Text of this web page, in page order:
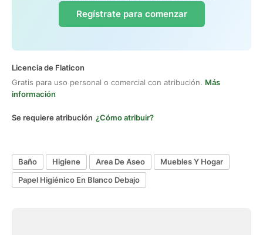
Regístrate para comenzar
Licencia de Flaticon
Gratis para uso personal o comercial con atribución. Más
información
Se requiere atribución ¿Cómo atribuir?
Baño Higiene Area De Aseo
Muebles Y Hogar
Papel Higiénico En Blanco Debajo